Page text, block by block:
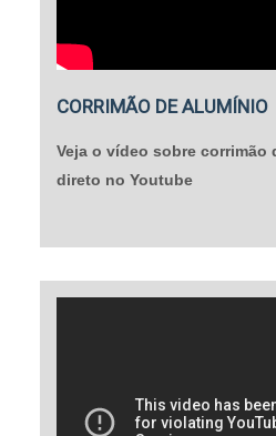
CORRIMÃO DE ALUMÍNIO
Veja o vídeo sobre corrimão
direto no Youtube